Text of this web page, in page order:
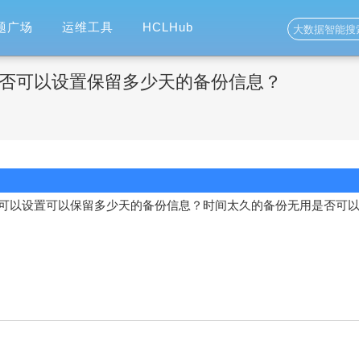
广场 运维工具 HCLHub
可以设置保留多少天的备份信息？
以设置可以保留多少天的备份信息？时间太久的备份无用是否可以